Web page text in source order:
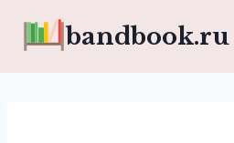
bandbook.ru